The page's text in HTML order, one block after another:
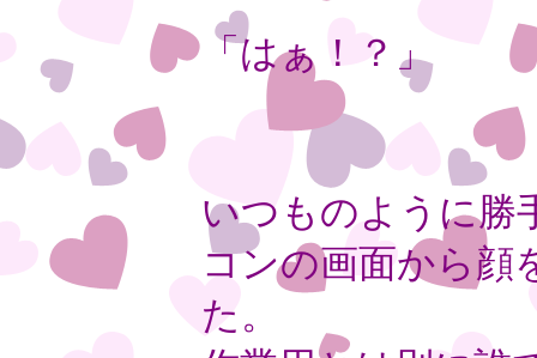
「はぁ！？」
いつものように勝
コンの画面から顔
た。